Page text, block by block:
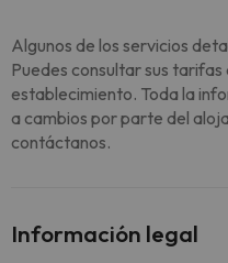
Algunos de los servicios
Puedes consultar sus
establecimiento. Toda la
a cambios por parte del
contáctanos.
Información legal